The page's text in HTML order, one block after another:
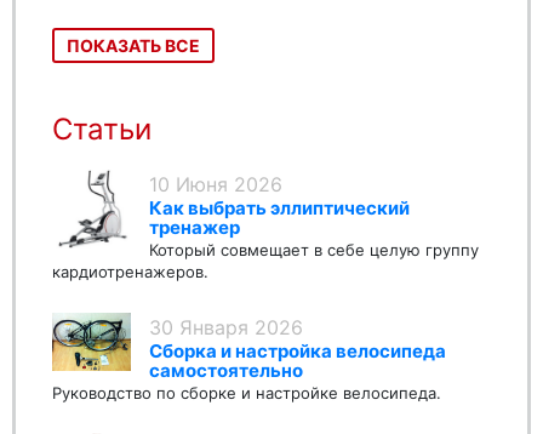
ПОКАЗАТЬ ВСЕ
Статьи
10 Июня 2026
Как выбрать эллиптический
тренажер
Который совмещает в себе целую группу
кардиотренажеров.
30 Января 2026
Сборка и настройка велосипеда
самостоятельно
Руководство по сборке и настройке велосипеда.